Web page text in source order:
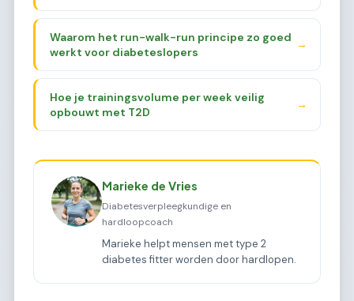
Waarom het run-walk-run principe zo goed
werkt voor diabeteslopers
→
Hoe je trainingsvolume per week veilig
opbouwt met T2D
→
Marieke de Vries
Diabetesverpleegkundige en
hardloopcoach
Marieke helpt mensen met type 2
diabetes fitter worden door hardlopen.